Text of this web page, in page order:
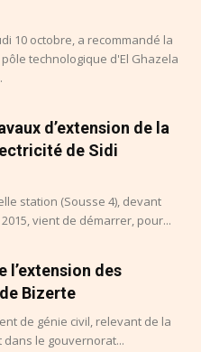
10 octobre, a recommandé la
technologique d'El Ghazela
d’extension de la
de Sidi
station (Sousse 4), devant
vient de démarrer, pour...
l’extension des
Bizerte
de génie civil, relevant de la
le gouvernorat...